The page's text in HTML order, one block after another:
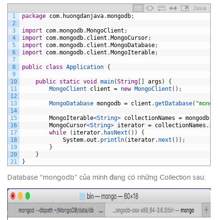
Java
1
2
3
4
5
6
7
8
9
10
11
12
13
14
15
16
17
18
19
20
21
package com. huongdanjava.mongodb;
import com.mongodb.MongoClient ;
import
com.mongodb. client .MongoCursor;
import
com.mongodb. client .MongoDatabase;
import
com.mongodb. client .MongoIterable;
public class Application {
public static void main(String [ ] args )
{
MongoClient client = new MongoClient ( ) ;
MongoDatabase mongodb = client .getDatabase(
MongoIterable<String> collectionNames = mongodb
MongoCursor<String> iterator = collectionNames .
while
( iterator. hasNext ( ) )
{
System.out . println( iterator. next ( ) ) ;
}
}
}
Database “mongodb” của mình đang có những Collection sau: